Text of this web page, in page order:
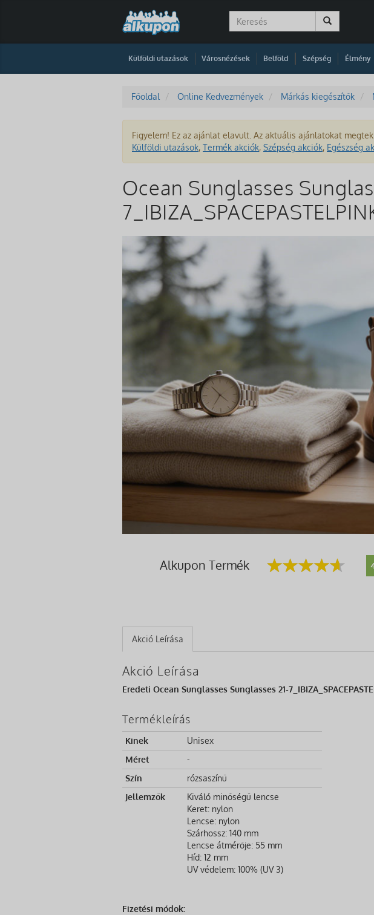
Külföldi utazások Városnézések Belföld Szépség Élmény
Főoldal Online Kedvezmények Márkás kiegészítők
Figyelem! Ez az ajánlat elavult. Az aktuális ajánlatokat
Külföldi utazások, Termék akciók, Szépség akciók, Egészség
Ocean Sunglasses
Alkupon Termék
Akció Leírása
Akció Leírása
Eredeti Ocean Sunglasses Sunglasses 21-
Termékleírás
Kinek
Unisex
Méret
-
Szín
rózsaszínű
Jellemzők
Kiváló minőségű lencse
Keret: nylon
Lencse: nylon
Szárhossz: 140 mm
Lencse átmérője: 55 mm
Híd: 12 mm
UV védelem: 100% (UV 3)
Fizetési módok: